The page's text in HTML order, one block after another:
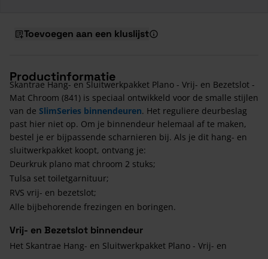
Toevoegen aan een kluslijst
Productinformatie
Skantrae Hang- en Sluitwerkpakket Plano - Vrij- en Bezetslot -
Mat Chroom (841) is speciaal ontwikkeld voor de smalle stijlen
van de SlimSeries binnendeuren. Het reguliere deurbeslag
past hier niet op. Om je binnendeur helemaal af te maken,
bestel je er bijpassende scharnieren bij. Als je dit hang- en
sluitwerkpakket koopt, ontvang je:
Deurkruk plano mat chroom 2 stuks;
Tulsa set toiletgarnituur;
RVS vrij- en bezetslot;
Alle bijbehorende frezingen en boringen.
Vrij- en Bezetslot binnendeur
Het Skantrae Hang- en Sluitwerkpakket Plano - Vrij- en